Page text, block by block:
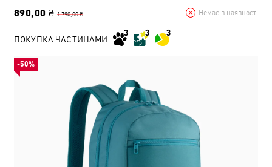
890,00 ₴ 1 790,00 ₴ Немає в наявності
ПОКУПКА ЧАСТИНАМИ
-50%